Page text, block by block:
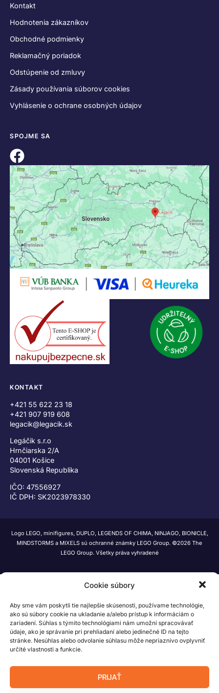
Cookie súbory
Aby sme vám poskytli tie najlepšie skúsenosti, používame technológie,
ako sú súbory cookie na ukladanie a/alebo prístup k informáciám o
zariadení. Súhlas s týmito technológiami nám umožní spracovávať
údaje, ako je správanie pri prehliadaní alebo jedinečné ID na tejto
stránke. Nesúhlas alebo odvolanie súhlasu môže nepriaznivo ovplyvniť
určité vlastnosti a funkcie.
PRIJAŤ
Kontakt
Hodnotenia zákazníkov
Obchodné podmienky
Reklamačný poriadok
Odstúpenie od zmluvy
Zásady používania súborov cookies
Vyhlásenie o ochrane osobných údajov
SPOJME SA
KONTAKT
+421 55 622 23 18
+421 907 919 608
legacik@legacik.sk
Legáčik s.r.o
Hrnčiarska 2/A
04001 Košice
Slovenská Republika
IČO: 47556927
IČ DPH: SK2023978330
Logo LEGO, minifigures, DUPLO, LEGENDS OF CHIMA, NINJAGO, BIONICLE,
MINDSTORMS a MIXELS sú ochranné známky LEGO Group. ©2026 The
LEGO Group. Všetky práva vyhradené